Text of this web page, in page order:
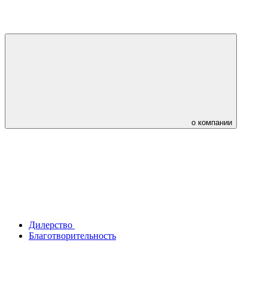
о компании
Дилерство
Благотворительность